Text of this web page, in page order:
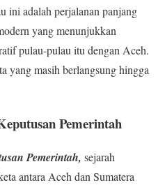
ini adalah perjalanan panjang
yang menunjukkan
pulau-pulau itu dengan Aceh.
yang masih berlangsung hingga
Pemerintah
Pemerintah, sejarah
antara Aceh dan Sumatera